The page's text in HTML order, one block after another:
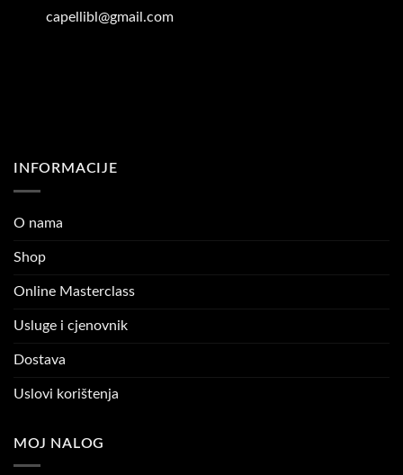
capellibl@gmail.com
INFORMACIJE
O nama
Shop
Online Masterclass
Usluge i cjenovnik
Dostava
Uslovi korištenja
MOJ NALOG